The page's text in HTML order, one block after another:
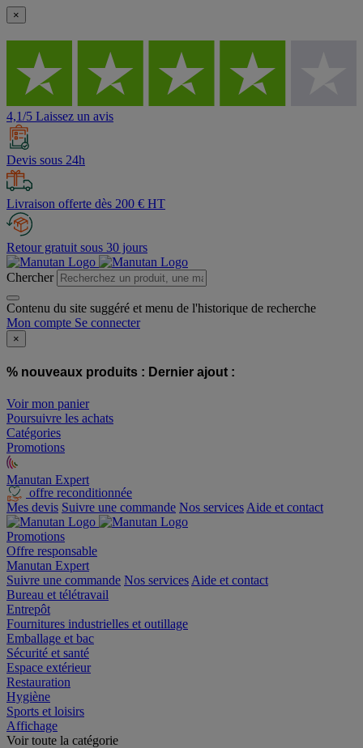
×
4,1/5 Laissez un avis
Devis sous 24h
Livraison offerte dès 200 € HT
Retour gratuit sous 30 jours
Chercher
Contenu du site suggéré et menu de l'historique de recherche
Mon compte Se connecter
×
% nouveaux produits : Dernier ajout :
Voir mon panier
Poursuivre les achats
Catégories
Promotions
Manutan Expert
offre reconditionnée
Mes devis Suivre une commande Nos services Aide et contact
Promotions
Offre responsable
Manutan Expert
Suivre une commande Nos services Aide et contact
Bureau et télétravail
Entrepôt
Fournitures industrielles et outillage
Emballage et bac
Sécurité et santé
Espace extérieur
Restauration
Hygiène
Sports et loisirs
Affichage
Voir toute la catégorie